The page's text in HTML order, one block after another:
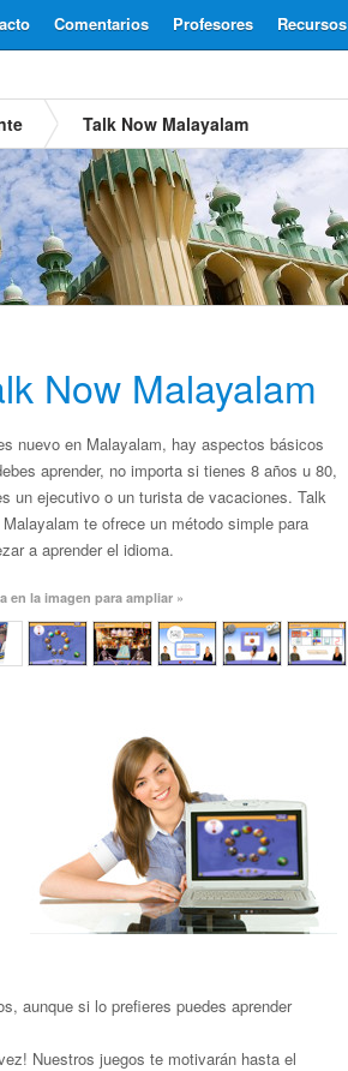
Recursos
Profesores
Comentarios
Talk Now Malayalam
Now Malayalam
nuevo en Malayalam, hay aspectos básicos
aprender, no importa si tienes 8 años u 80,
un ejecutivo o un turista de vacaciones. Talk
Malayalam te ofrece un método simple para
a aprender el idioma.
en la imagen para ampliar »
aunque si lo prefieres puedes aprender
Nuestros juegos te motivarán hasta el